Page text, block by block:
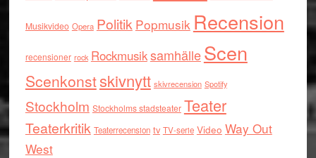
Musikvideo Opera Politik Popmusik Recension
recensioner rock RockmusiksamhälleScen
Scenkonstskivnytt skivrecension Spotify
Stockholm Stockholms stadsteater Teater
Teaterkritik Teaterrecension tv TV-serie Video Way Out
West